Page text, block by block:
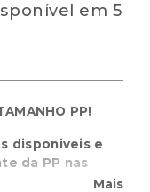
em 5
PP!
disponiveis e
da PP nas
Mais